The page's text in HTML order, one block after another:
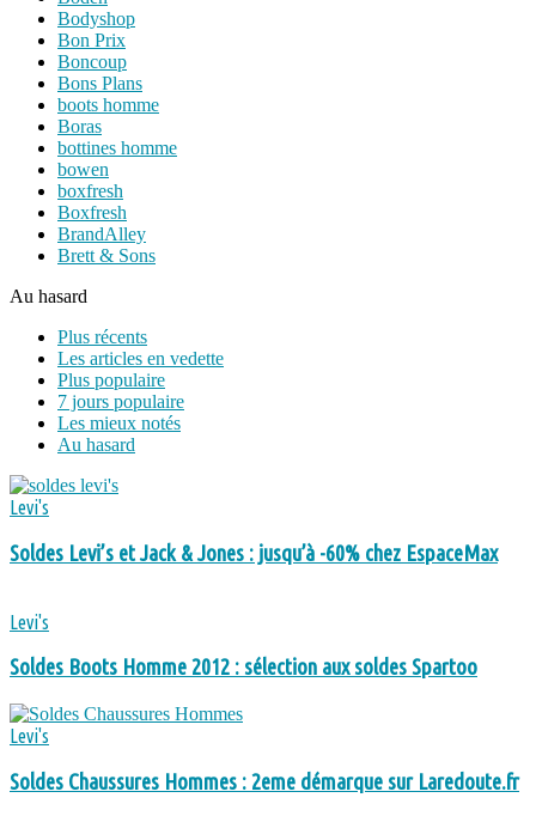
Bodyshop
Bon Prix
Boncoup
Bons Plans
boots homme
Boras
bottines homme
bowen
boxfresh
Boxfresh
BrandAlley
Brett & Sons
Au hasard
Plus récents
Les articles en vedette
Plus populaire
7 jours populaire
Les mieux notés
Au hasard
Levi's
Soldes Levi’s et Jack & Jones : jusqu’à -60% chez EspaceMax
Levi's
Soldes Boots Homme 2012 : sélection aux soldes Spartoo
Levi's
Soldes Chaussures Hommes : 2eme démarque sur Laredoute.fr